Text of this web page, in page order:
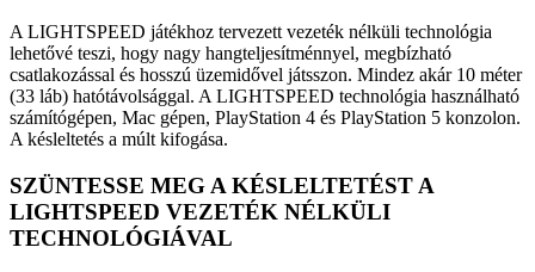
A LIGHTSPEED játékhoz tervezett vezeték nélküli technológia
lehetővé teszi, hogy nagy hangteljesítménnyel, megbízható
csatlakozással és hosszú üzemidővel játsszon. Mindez akár 10 méter
(33 láb) hatótávolsággal. A LIGHTSPEED technológia használható
számítógépen, Mac gépen, PlayStation 4 és PlayStation 5 konzolon.
A késleltetés a múlt kifogása.
SZÜNTESSE MEG A KÉSLELTETÉST A
LIGHTSPEED VEZETÉK NÉLKÜLI
TECHNOLÓGIÁVAL